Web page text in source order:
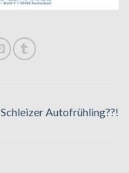
Schleizer Autofrühling??!